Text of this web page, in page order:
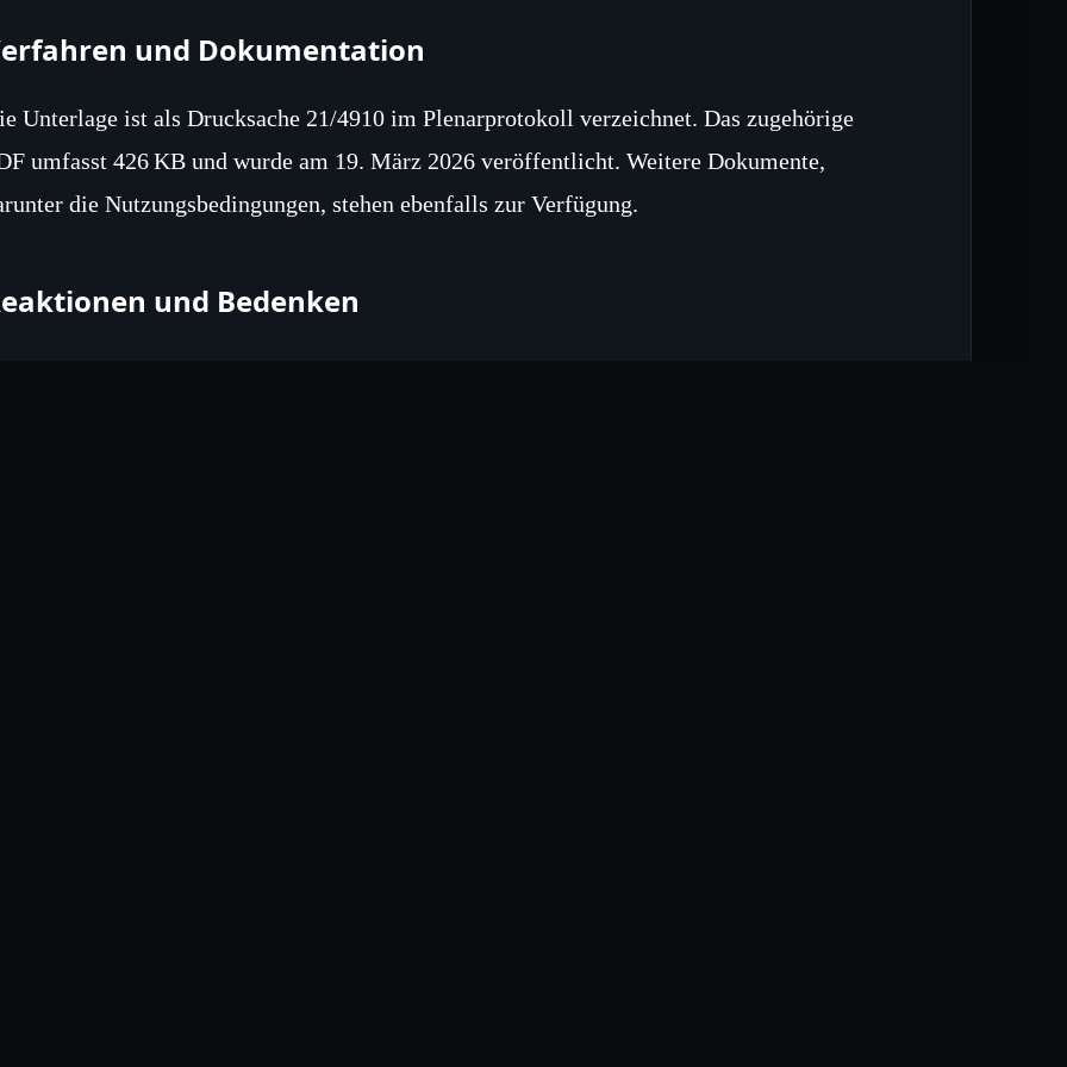
und Dokumentation
Unterlage ist als Drucksache 21/4910 im Plenarprotokoll verzeichnet. Das zugehörige
umfasst 426 KB und wurde am 19. März 2026 veröffentlicht. Weitere Dokumente,
die Nutzungsbedingungen, stehen ebenfalls zur Verfügung.
und Bedenken